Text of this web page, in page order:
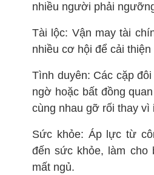
nhiều người phải
Tài lộc: Vận may tài
nhiều cơ hội để cải
Tình duyên: Các cặp
ngờ hoặc bất đồng
cùng nhau gỡ rối thay vì
Sức khỏe: Áp lực từ
đến sức khỏe, làm cho
mất ngủ.